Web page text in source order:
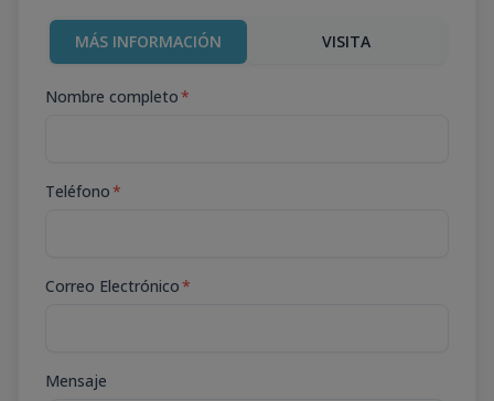
MÁS INFORMACIÓN VISITA
Nombre completo*
Teléfono*
Correo Electrónico*
Mensaje